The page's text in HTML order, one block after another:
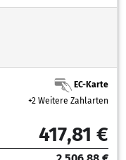
EC-Karte
+2 Weitere Zahlarten
417,81 €